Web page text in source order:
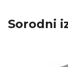
Sorodni